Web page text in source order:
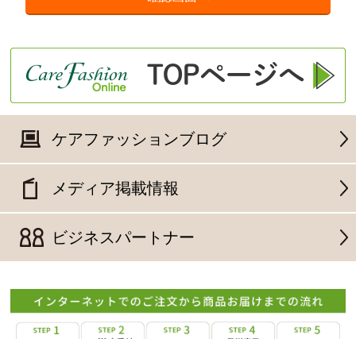
ケアファッションブログ
メディア掲載情報
ビジネスパートナー